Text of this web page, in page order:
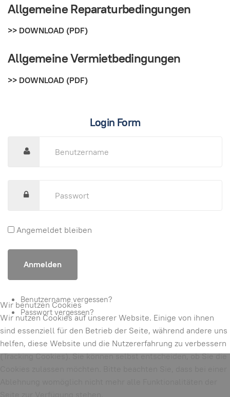
Allgemeine Reparaturbedingungen
>> DOWNLOAD (PDF)
Allgemeine Vermietbedingungen
>> DOWNLOAD (PDF)
Login Form
Angemeldet bleiben
Benutzername vergessen?
Passwort vergessen?
Wir benutzen Cookies
Wir nutzen Cookies auf unserer Website. Einige von ihnen
sind essenziell für den Betrieb der Seite, während andere uns
helfen, diese Website und die Nutzererfahrung zu verbessern
(Tracking Cookies). Sie können selbst entscheiden, ob Sie die